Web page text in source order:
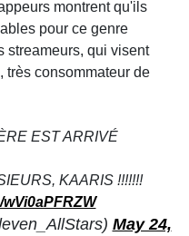
montrent qu'ils
pour ce genre
streameurs, qui visent
très consommateur de
EST ARRIVÉ
KAARIS !!!!!!!
May 24,